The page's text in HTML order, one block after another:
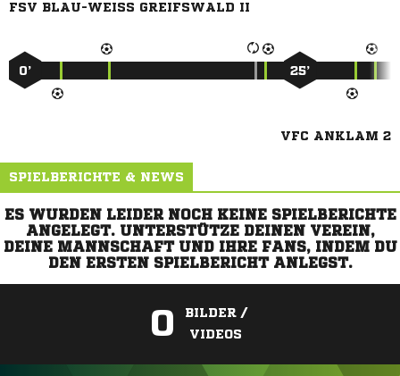
FSV BLAU-WEISS GREIFSWALD II
0’ 25’
VFC ANKLAM 2
SPIELBERICHTE & NEWS
ES WURDEN LEIDER NOCH KEINE SPIELBERICHTE
ANGELEGT. UNTERSTÜTZE DEINEN VEREIN,
DEINE MANNSCHAFT UND IHRE FANS, INDEM DU
DEN ERSTEN SPIELBERICHT ANLEGST.
0
BILDER /
VIDEOS